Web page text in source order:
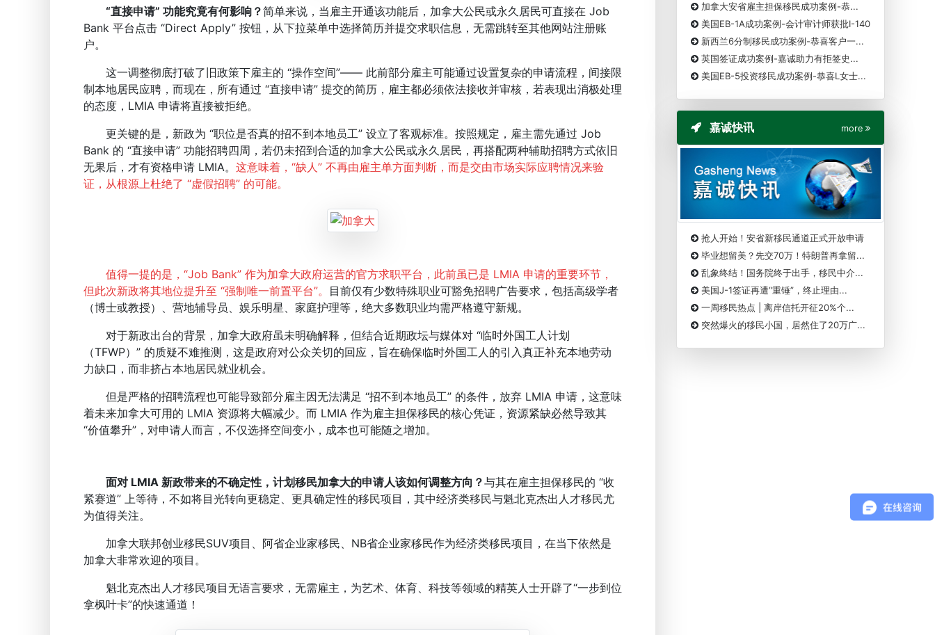
“直接申请” 功能究竟有何影响？简单来说，当雇主开通该功能后，加拿大公民或永久居民可直接在 Job
Bank 平台点击 “Direct Apply” 按钮，从下拉菜单中选择简历并提交求职信息，无需跳转至其他网站注册账
户。
这一调整彻底打破了旧政策下雇主的 “操作空间”—— 此前部分雇主可能通过设置复杂的申请流程，间接限
制本地居民应聘，而现在，所有通过 “直接申请” 提交的简历，雇主都必须依法接收并审核，若表现出消极处理
的态度，LMIA 申请将直接被拒绝。
更关键的是，新政为 “职位是否真的招不到本地员工” 设立了客观标准。按照规定，雇主需先通过 Job
Bank 的 “直接申请” 功能招聘四周，若仍未招到合适的加拿大公民或永久居民，再搭配两种辅助招聘方式依旧
无果后，才有资格申请 LMIA。 这意味着，“缺人” 不再由雇主单方面判断，而是交由市场实际应聘情况来验
证，从根源上杜绝了 “虚假招聘” 的可能。
值得一提的是，“Job Bank” 作为加拿大政府运营的官方求职平台，此前虽已是 LMIA 申请的重要环节，
但此次新政将其地位提升至 “强制唯一前置平台”。 目前仅有少数特殊职业可豁免招聘广告要求，包括高级学者
（博士或教授）、营地辅导员、娱乐明星、家庭护理等，绝大多数职业均需严格遵守新规。
对于新政出台的背景，加拿大政府虽未明确解释，但结合近期政坛与媒体对 “临时外国工人计划
（TFWP）” 的质疑不难推测，这是政府对公众关切的回应，旨在确保临时外国工人的引入真正补充本地劳动
力缺口，而非挤占本地居民就业机会。
但是严格的招聘流程也可能导致部分雇主因无法满足 “招不到本地员工” 的条件，放弃 LMIA 申请，这意味
着未来加拿大可用的 LMIA 资源将大幅减少。而 LMIA 作为雇主担保移民的核心凭证，资源紧缺必然导致其
“价值攀升”，对申请人而言，不仅选择空间变小，成本也可能随之增加。
面对 LMIA 新政带来的不确定性，计划移民加拿大的申请人该如何调整方向？与其在雇主担保移民的 “收
紧赛道” 上等待，不如将目光转向更稳定、更具确定性的移民项目，其中经济类移民与魁北克杰出人才移民尤
为值得关注。
加拿大联邦创业移民SUV项目、阿省企业家移民、NB省企业家移民作为经济类移民项目，在当下依然是
加拿大非常欢迎的项目。
魁北克杰出人才移民项目无语言要求，无需雇主，为艺术、体育、科技等领域的精英人士开辟了“一步到位
拿枫叶卡”的快速通道！
加拿大安省雇主担保移民成功案例-恭...
美国EB-1A成功案例-会计审计师获批I-140
新西兰6分制移民成功案例-恭喜客户一...
英国签证成功案例-嘉诚助力有拒签史...
美国EB-5投资移民成功案例-恭喜L女士...
嘉诚快讯 more
抢人开始！安省新移民通道正式开放申请
毕业想留美？先交70万！特朗普再拿留...
乱象终结！国务院终于出手，移民中介...
美国J-1签证再遭“重锤”，终止理由...
一周移民热点 | 离岸信托开征20%个...
突然爆火的移民小国，居然住了20万广...